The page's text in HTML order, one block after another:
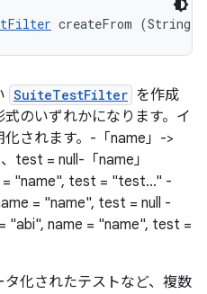
createFrom
SuiteTestFilter を作成
のいずれかになります。イ
されます。-「name」->
test = null-「name」
= "name", test = "test..." -
= "name", test = null -
"abi", name = "name", test =
化されたテストなど、複数